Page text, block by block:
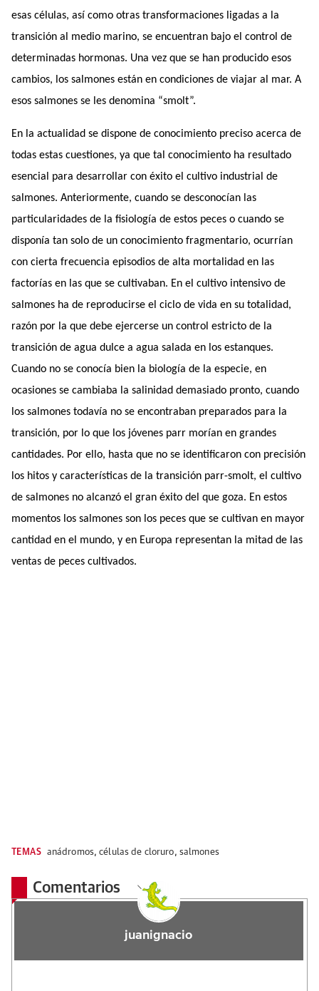
esas células, así como otras transformaciones ligadas a la
transición al medio marino, se encuentran bajo el control de
determinadas hormonas. Una vez que se han producido esos
cambios, los salmones están en condiciones de viajar al mar. A
esos salmones se les denomina “smolt”.
En la actualidad se dispone de conocimiento preciso acerca de
todas estas cuestiones, ya que tal conocimiento ha resultado
esencial para desarrollar con éxito el cultivo industrial de
salmones. Anteriormente, cuando se desconocían las
particularidades de la fisiología de estos peces o cuando se
disponía tan solo de un conocimiento fragmentario, ocurrían
con cierta frecuencia episodios de alta mortalidad en las
factorías en las que se cultivaban. En el cultivo intensivo de
salmones ha de reproducirse el ciclo de vida en su totalidad,
razón por la que debe ejercerse un control estricto de la
transición de agua dulce a agua salada en los estanques.
Cuando no se conocía bien la biología de la especie, en
ocasiones se cambiaba la salinidad demasiado pronto, cuando
los salmones todavía no se encontraban preparados para la
transición, por lo que los jóvenes parr morían en grandes
cantidades. Por ello, hasta que no se identificaron con precisión
los hitos y características de la transición parr-smolt, el cultivo
de salmones no alcanzó el gran éxito del que goza. En estos
momentos los salmones son los peces que se cultivan en mayor
cantidad en el mundo, y en Europa representan la mitad de las
ventas de peces cultivados.
TEMAS anádromos,células de cloruro, salmones
Comentarios
juanignacio